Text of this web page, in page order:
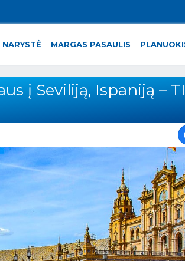
MARGAS PASAULIS
į Seviliją, Ispaniją –